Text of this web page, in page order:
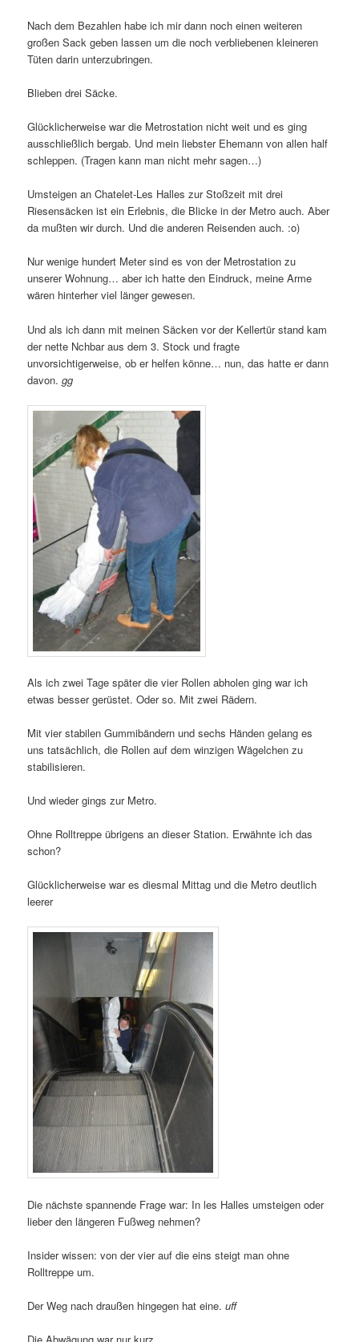
Nach dem Bezahlen habe ich mir dann noch einen weiteren
großen Sack geben lassen um die noch verbliebenen kleineren
Tüten darin unterzubringen.
Blieben drei Säcke.
Glücklicherweise war die Metrostation nicht weit und es ging
ausschließlich bergab. Und mein liebster Ehemann von allen half
schleppen. (Tragen kann man nicht mehr sagen…)
Umsteigen an Chatelet-Les Halles zur Stoßzeit mit drei
Riesensäcken ist ein Erlebnis, die Blicke in der Metro auch. Aber
da mußten wir durch. Und die anderen Reisenden auch. :o)
Nur wenige hundert Meter sind es von der Metrostation zu
unserer Wohnung… aber ich hatte den Eindruck, meine Arme
wären hinterher viel länger gewesen.
Und als ich dann mit meinen Säcken vor der Kellertür stand kam
der nette Nchbar aus dem 3. Stock und fragte
unvorsichtigerweise, ob er helfen könne… nun, das hatte er dann
davon.gg
Als ich zwei Tage später die vier Rollen abholen ging war ich
etwas besser gerüstet. Oder so. Mit zwei Rädern.
Mit vier stabilen Gummibändern und sechs Händen gelang es
uns tatsächlich, die Rollen auf dem winzigen Wägelchen zu
stabilisieren.
Und wieder gings zur Metro.
Ohne Rolltreppe übrigens an dieser Station. Erwähnte ich das
schon?
Glücklicherweise war es diesmal Mittag und die Metro deutlich
leerer
Die nächste spannende Frage war: In les Halles umsteigen oder
lieber den längeren Fußweg nehmen?
Insider wissen: von der vier auf die eins steigt man ohne
Rolltreppe um.
Der Weg nach draußen hingegen hat eine.uff